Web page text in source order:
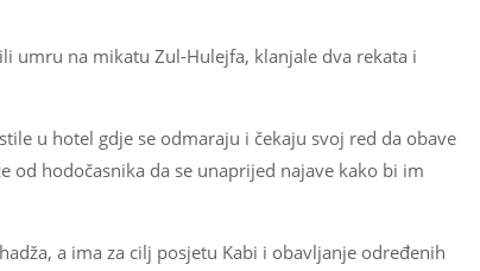
umru na mikatu Zul-Hulejfa, klanjale dva rekata i
u hotel gdje se odmaraju i čekaju svoj red da obave
od hodočasnika da se unaprijed najave kako bi im
a ima za cilj posjetu Kabi i obavljanje određenih